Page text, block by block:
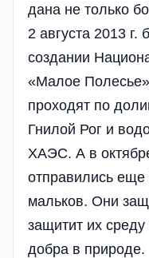
дана не только
2 августа 2013 г.
создании
«Малое
проходят по
Гнилой Рог и
ХАЭС. А в
отправились
мальков. Они
защитит их среду
добра в природе.